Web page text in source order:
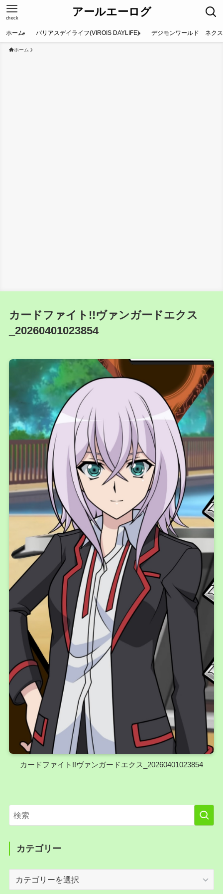
アールエーログ
check
ホーム バリアスデイライフ(VIROIS DAYLIFE) デジモンワールド ネク
ホーム
カードファイト!!ヴァンガードエクス
_20260401023854
カードファイト!!ヴァンガードエクス_20260401023854
カテゴリー